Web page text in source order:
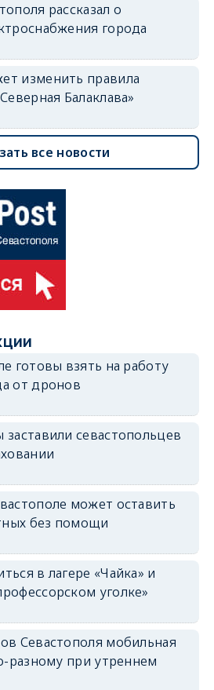
рассказал о
города
изменить правила
Балаклава»
все новости
готовы взять на работу
от дронов
севастопольцев
может оставить
без помощи
в лагере «Чайка» и
уголке»
Севастополя мобильная
разному при утреннем